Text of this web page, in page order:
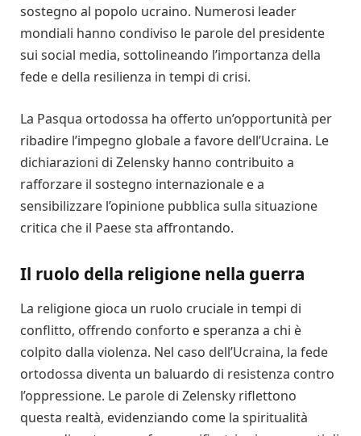
sostegno al popolo ucraino. Numerosi leader
mondiali hanno condiviso le parole del presidente
sui social media, sottolineando l’importanza della
fede e della resilienza in tempi di crisi.
La Pasqua ortodossa ha offerto un’opportunità per
ribadire l’impegno globale a favore dell’Ucraina. Le
dichiarazioni di Zelensky hanno contribuito a
rafforzare il sostegno internazionale e a
sensibilizzare l’opinione pubblica sulla situazione
critica che il Paese sta affrontando.
Il ruolo della religione nella guerra
La religione gioca un ruolo cruciale in tempi di
conflitto, offrendo conforto e speranza a chi è
colpito dalla violenza. Nel caso dell’Ucraina, la fede
ortodossa diventa un baluardo di resistenza contro
l’oppressione. Le parole di Zelensky riflettono
questa realtà, evidenziando come la spiritualità